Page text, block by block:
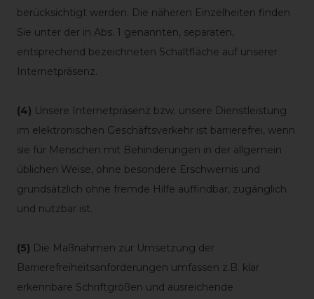
berücksichtigt werden. Die näheren Einzelheiten finden
Sie unter der in Abs. 1 genannten, separaten,
entsprechend bezeichneten Schaltfläche auf unserer
Internetpräsenz.
(4) Unsere Internetpräsenz bzw. unsere Dienstleistung
im elektronischen Geschäftsverkehr ist barrierefrei, wenn
sie für Menschen mit Behinderungen in der allgemein
üblichen Weise, ohne besondere Erschwernis und
grundsätzlich ohne fremde Hilfe auffindbar, zugänglich
und nutzbar ist.
(5) Die Maßnahmen zur Umsetzung der
Barrierefreiheitsanforderungen umfassen z.B. klar
erkennbare Schriftgrößen und ausreichende